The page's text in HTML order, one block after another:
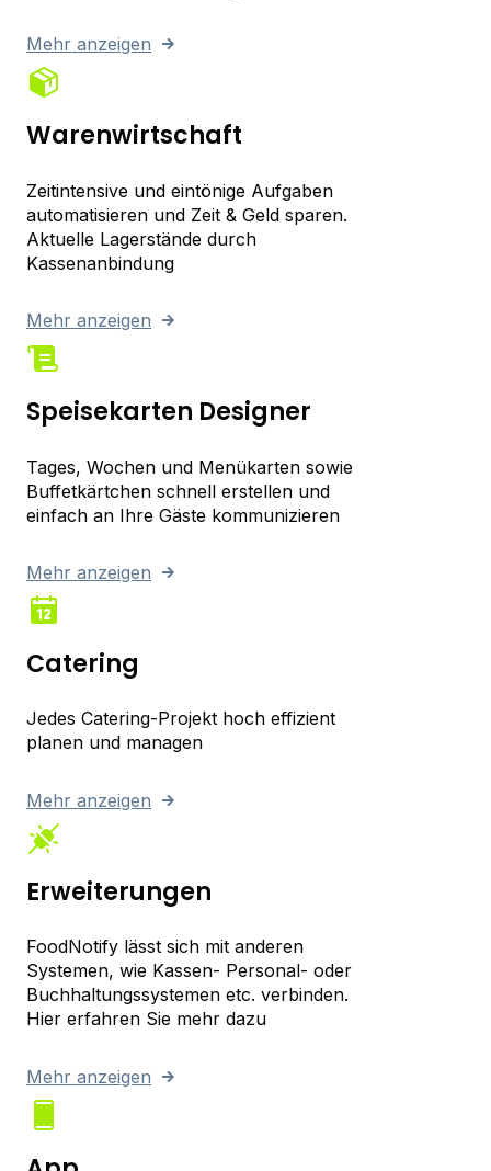
Mehr anzeigen
Warenwirtschaft
Zeitintensive und eintönige Aufgaben
automatisieren und Zeit & Geld sparen.
Aktuelle Lagerstände durch
Kassenanbindung
Mehr anzeigen
Speisekarten Designer
Tages, Wochen und Menükarten sowie
Buffetkärtchen schnell erstellen und
einfach an Ihre Gäste kommunizieren
Mehr anzeigen
Catering
Jedes Catering-Projekt hoch effizient
planen und managen
Mehr anzeigen
Erweiterungen
FoodNotify lässt sich mit anderen
Systemen, wie Kassen- Personal- oder
Buchhaltungssystemen etc. verbinden.
Hier erfahren Sie mehr dazu
Mehr anzeigen